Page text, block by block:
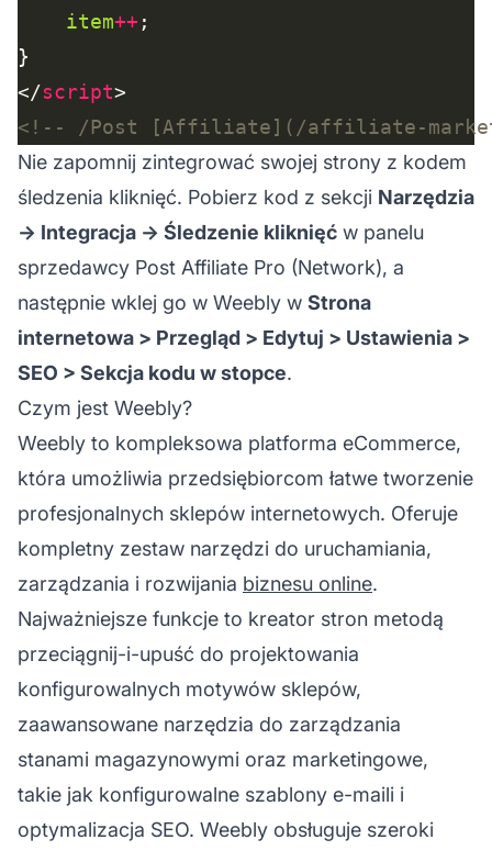
item++
</script
<!-- /Post [Affiliate](/affiliate-
Nie zapomnij zintegrować swojej strony z kodem
śledzenia kliknięć. Pobierz kod z sekcji Narzędzia
-> Integracja -> Śledzenie kliknięć w panelu
sprzedawcy Post Affiliate Pro (Network), a
następnie wklej go w Weebly w Strona
internetowa > Przegląd > Edytuj > Ustawienia >
SEO > Sekcja kodu w stopce.
Czym jest Weebly?
Weebly to kompleksowa platforma eCommerce,
która umożliwia przedsiębiorcom łatwe tworzenie
profesjonalnych sklepów internetowych. Oferuje
kompletny zestaw narzędzi do uruchamiania,
zarządzania i rozwijania biznesu online.
Najważniejsze funkcje to kreator stron metodą
przeciągnij-i-upuść do projektowania
konfigurowalnych motywów sklepów,
zaawansowane narzędzia do zarządzania
stanami magazynowymi oraz marketingowe,
takie jak konfigurowalne szablony e-maili i
optymalizacja SEO. Weebly obsługuje szeroki